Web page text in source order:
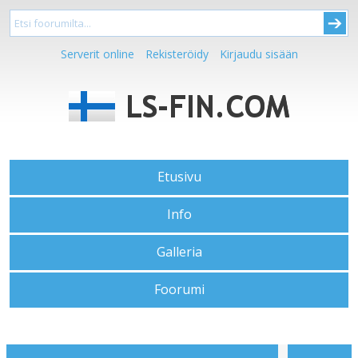
Serverit online Rekisteröidy Kirjaudu sisään
Etusivu
Info
Galleria
Foorumi